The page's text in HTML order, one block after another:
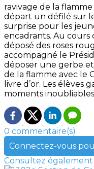
ravivage de la
départ un défilé sur
surprise pour les
encadrants. Au cours
déposé des roses
accompagné le
déposer une gerbe
de la flamme avec le
livre d’or. Les
moments
0 commentaire(s)
Connectez-vous
Consultez également